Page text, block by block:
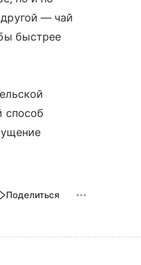
— чай
быстрее
способ
Поделиться